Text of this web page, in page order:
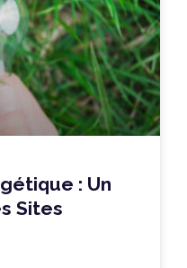
: Un
Sites